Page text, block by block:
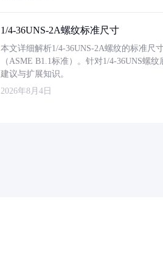
1/4-36UNS-2A螺纹标准尺寸
本文详细解析1/4-36UNS-2A螺纹的标准尺
（ASME B1.1标准）。针对1/4-36UNS螺
建议与扩展知识。
2026年8月4日